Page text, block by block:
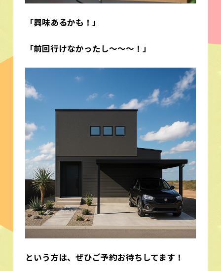
「興味あるかも！」
「前回行けなかったし～～～！」
という方は、ぜひご予約お待ちしてます！